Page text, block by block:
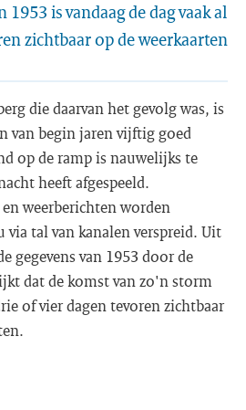
1953 is vandaag de dag vaak al
zichtbaar op de weerkaarten
die daarvan het gevolg was, is
van begin jaren vijftig goed
op de ramp is nauwelijks te
heeft afgespeeld.
weerberichten worden
tal van kanalen verspreid. Uit
gegevens van 1953 door de
dat de komst van zo'n storm
of vier dagen tevoren zichtbaar